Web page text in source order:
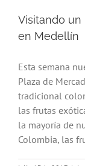
Visitando
en Medellín
Esta semana
Plaza de
tradicional
las frutas
la mayoría de
Colombia, las